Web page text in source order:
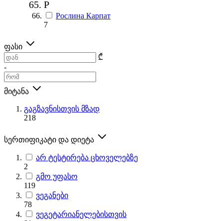
Р
Рослина Карпат
7
ფასი
₾
-
მიტანა
გაგზავნისთვის მზად
218
სერთიფიკატი და დიეტა
არ ტესტირება ცხოველებზე
2
გმო უფასო
119
ვეგანები
78
ვეგეტარიანელებისთვის